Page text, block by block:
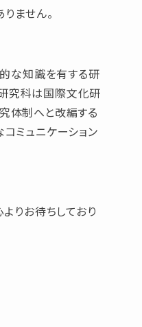
ません。
な知識を有する研
究科は国際文化研
体制へと改編する
ミュニケーション
りお待ちしており